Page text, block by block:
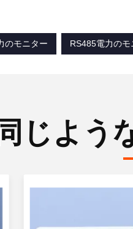
のモニター
RS485電力のモ
じよう